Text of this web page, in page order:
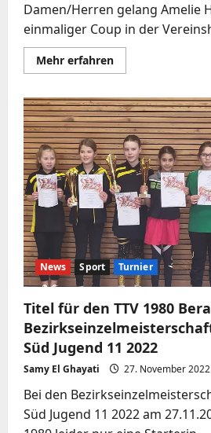
Damen/Herren gelang Amelie
einmaliger Coup in der
Mehr erfahrenMehr
Informationen
von
Ami
Hielscher
–
23.
Bayerische
Damen/Herren
News Sport Turnier
Titel für den TTV 1980
Süd Jugend 11 2022
Samy El Ghayati 27. November 2022
Bei den
Süd Jugend 11 2022 am